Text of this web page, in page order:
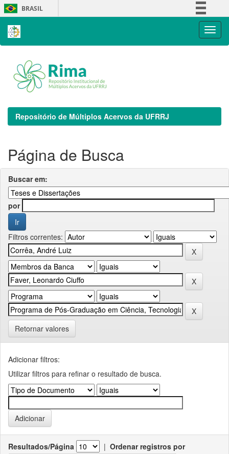
Skip
navigation
BRASIL
Repositório de Múltiplos Acervos da UFRRJ
Página de Busca
Buscar em:
por
Filtros correntes:
Retornar valores
Adicionar filtros:
Utilizar filtros para refinar o resultado de busca.
Resultados/Página | Ordenar registros por